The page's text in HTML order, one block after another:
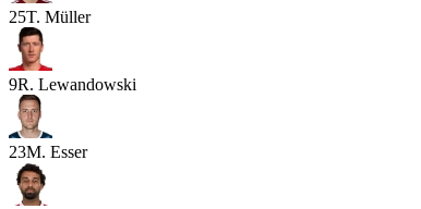
25T. Müller
9R. Lewandowski
23M. Esser